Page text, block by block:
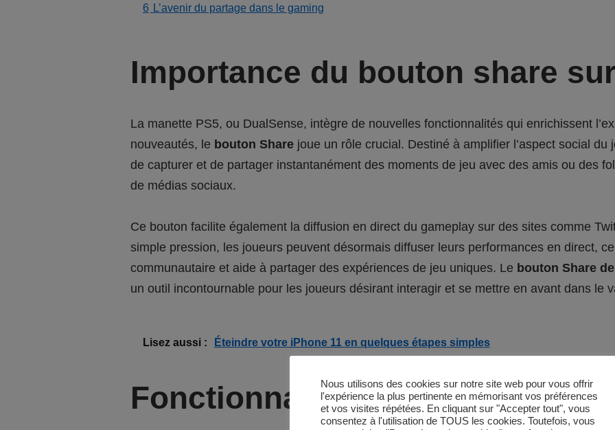
6 L’avenir du partage dans le gaming
Importance du bouton share
La manette PS5, ou DualSense, intègre de nouvelles fonctionnalités qui enrichissent
nouveautés, le bouton Sharejoue un rôle crucial. Destiné à amplifier l’aspect social du
de capturer et de partager instantanément des moments de jeu avec des amis ou des
de médias sociaux.
Ce bouton facilite également la diffusion en direct du gameplay sur des sites comme
simple pression, les joueurs peuvent désormais diffuser leurs performances en direct,
communautaire et aide à partager des expériences de jeu uniques. Le bouton Share
un outil incontournable pour les joueurs désirant interagir et se mettre en avant dans le
Lisez aussi : Éteindre votre iPhone 11 en quelques étapes simples
Fonctionnalités avancées du
Nous utilisons des cookies sur notre site web pour vous offrir
l'expérience la plus pertinente en mémorisant vos préférences
et vos visites répétées. En cliquant sur "Accepter tout", vous
consentez à l'utilisation de TOUS les cookies. Toutefois, vous